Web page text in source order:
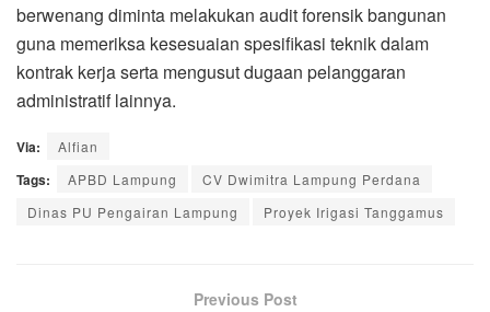
berwenang diminta melakukan audit forensik bangunan
guna memeriksa kesesuaian spesifikasi teknik dalam
kontrak kerja serta mengusut dugaan pelanggaran
administratif lainnya.
Via: Alfian
Tags: APBD Lampung
CV Dwimitra Lampung Perdana
Dinas PU Pengairan Lampung
Proyek Irigasi Tanggamus
Previous Post